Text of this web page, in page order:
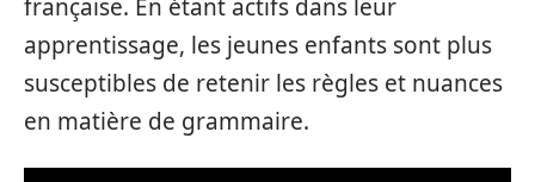
française. En étant actifs dans leur
apprentissage, les jeunes enfants sont plus
susceptibles de retenir les règles et nuances
en matière de grammaire.